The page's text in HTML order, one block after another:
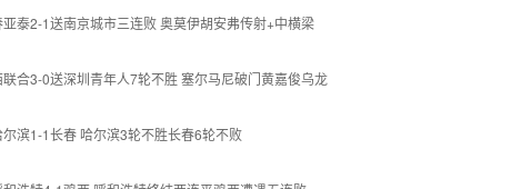
泰2-1送南京城市三连败 奥莫伊胡安弗传射+中横梁
合3-0送深圳青年人7轮不胜 塞尔马尼破门黄嘉俊乌龙
滨1-1长春 哈尔滨3轮不胜长春6轮不败